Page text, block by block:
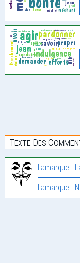
Texte Des
Lamarque :
Lamarque :